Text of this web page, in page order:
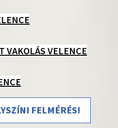
VAKOLÁS VELENCE
FELMÉRÉS!